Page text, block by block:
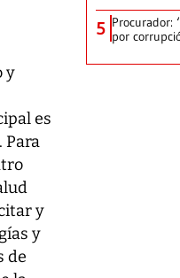
y
es
Para
y
y
de
5 Procurador:
por